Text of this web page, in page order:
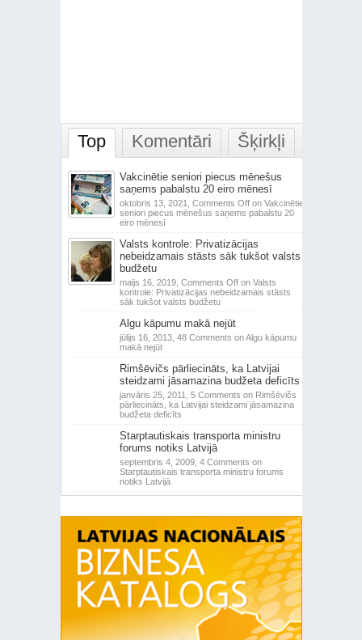
Top Komentāri Šķirkļi
Vakcinētie seniori piecus mēnešus
saņems pabalstu 20 eiro mēnesī
oktobris 13, 2021, Comments Offon Vakcinētie
seniori piecus mēnešus saņems pabalstu 20
eiro mēnesī
Valsts kontrole: Privatizācijas
nebeidzamais stāsts sāk tukšot valsts
budžetu
maijs 16, 2019, Comments Offon Valsts
kontrole: Privatizācijas nebeidzamais stāsts
sāk tukšot valsts budžetu
Algu kāpumu makā nejūt
jūlijs 16, 2013, 48 Comments on Algu kāpumu
makā nejūt
Rimšēvičs pārliecināts, ka Latvijai
steidzami jāsamazina budžeta deficīts
janvāris 25, 2011, 5 Comments on Rimšēvičs
pārliecināts, ka Latvijai steidzami jāsamazina
budžeta deficīts
Starptautiskais transporta ministru
forums notiks Latvijā
septembris 4, 2009, 4 Comments on
Starptautiskais transporta ministru forums
notiks Latvijā